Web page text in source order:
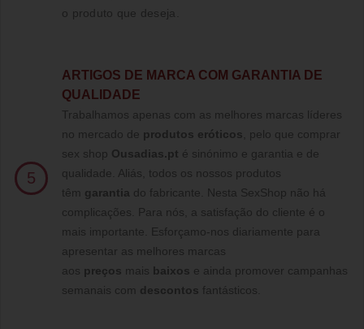
o produto que deseja.
5
ARTIGOS DE MARCA COM GARANTIA DE
QUALIDADE
Trabalhamos apenas com as melhores marcas líderes
no mercado de produtos eróticos , pelo que comprar
sex shop Ousadias.pt é sinónimo e garantia e de
qualidade. Aliás, todos os nossos produtos
têm garantia do fabricante. Nesta SexShop não há
complicações. Para nós, a satisfação do cliente é o
mais importante. Esforçamo-nos diariamente para
apresentar as melhores marcas
aos preços mais baixos e ainda promover campanhas
semanais com descontos fantásticos.